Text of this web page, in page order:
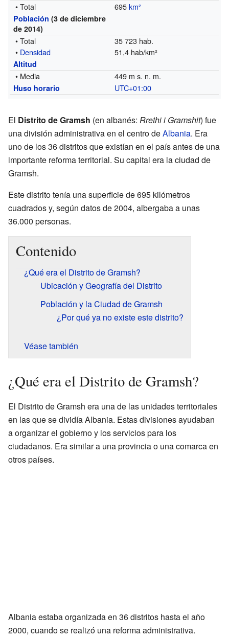
• Total 695km²
Población (3 de diciembre
de 2014)
• Total
35 723 hab.
• Densidad 51,4 hab/km²
Altitud
• Media 449 m s. n. m.
Huso horario UTC+01:00
El Distrito de Gramsh (en albanés: Rrethi i Gramshit) fue
una división administrativa en el centro deAlbania. Era
uno de los 36 distritos que existían en el país antes de una
importante reforma territorial. Su capital era la ciudad de
Gramsh.
Este distrito tenía una superficie de 695 kilómetros
cuadrados y, según datos de 2004, albergaba a unas
36.000 personas.
Contenido
¿Qué era el Distrito de Gramsh?
Ubicación y Geografía del Distrito
Población y la Ciudad de Gramsh
¿Por qué ya no existe este distrito?
Véase también
¿Qué era el Distrito de Gramsh?
El Distrito de Gramsh era una de las unidades territoriales
en las que se dividía Albania. Estas divisiones ayudaban
a organizar el gobierno y los servicios para los
ciudadanos. Era similar a una provincia o una comarca en
otros países.
Albania estaba organizada en 36 distritos hasta el año
2000, cuando se realizó una reforma administrativa.